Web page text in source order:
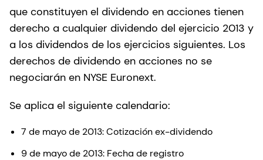
que constituyen el dividendo en acciones tienen
derecho a cualquier dividendo del ejercicio 2013 y
a los dividendos de los ejercicios siguientes. Los
derechos de dividendo en acciones no se
negociarán en NYSE Euronext.
Se aplica el siguiente calendario:
7 de mayo de 2013: Cotización ex-dividendo
9 de mayo de 2013: Fecha de registro